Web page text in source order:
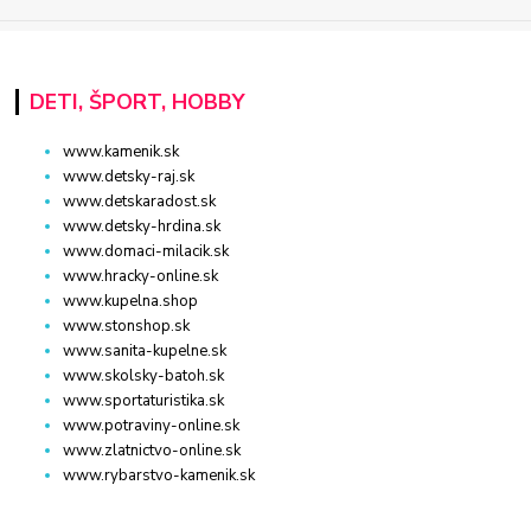
DETI, ŠPORT, HOBBY
www.kamenik.sk
www.detsky-raj.sk
www.detskaradost.sk
www.detsky-hrdina.sk
www.domaci-milacik.sk
www.hracky-online.sk
www.kupelna.shop
www.stonshop.sk
www.sanita-kupelne.sk
www.skolsky-batoh.sk
www.sportaturistika.sk
www.potraviny-online.sk
www.zlatnictvo-online.sk
www.rybarstvo-kamenik.sk